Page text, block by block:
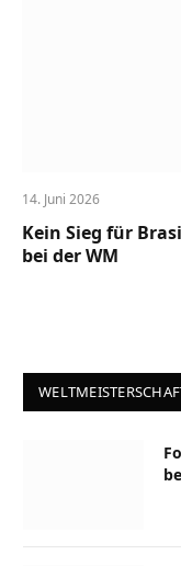
14. Juni 2026
Kein Sieg für
bei der WM